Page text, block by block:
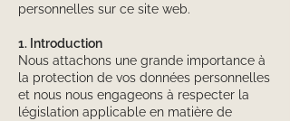
personnelles sur ce site web.
1. Introduction
Nous attachons une grande importance à
la protection de vos données personnelles
et nous nous engageons à respecter la
législation applicable en matière de